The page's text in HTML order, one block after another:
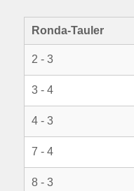
Ronda-Tauler
2 - 3
3 - 4
4 - 3
7 - 4
8 - 3